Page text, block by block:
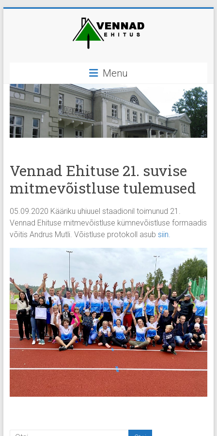
Vennad
Ehitus
ehitus,
ehitustööd
Menu
Vennad Ehituse 21. suvise
mitmevõistluse tulemused
05.09.2020 Kääriku uhiuuel staadionil toimunud 21.
Vennad Ehituse mitmevõistluse kümnevõistluse formaadis
võitis Andrus Mutli. Võistluse protokoll asub siin.